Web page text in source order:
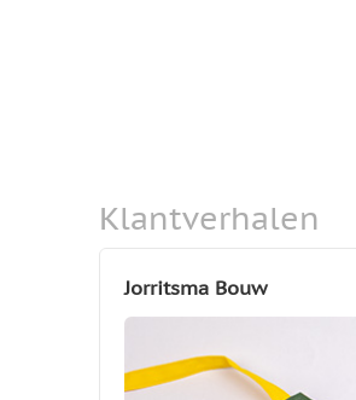
Klantverhalen
Jorritsma Bouw